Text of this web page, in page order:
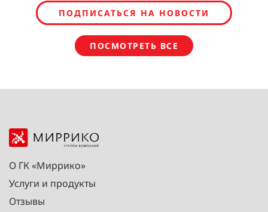
ПОДПИСАТЬСЯ НА НОВОСТИ
ПОСМОТРЕТЬ ВСЕ
О ГК «Миррико»
Услуги и продукты
Отзывы